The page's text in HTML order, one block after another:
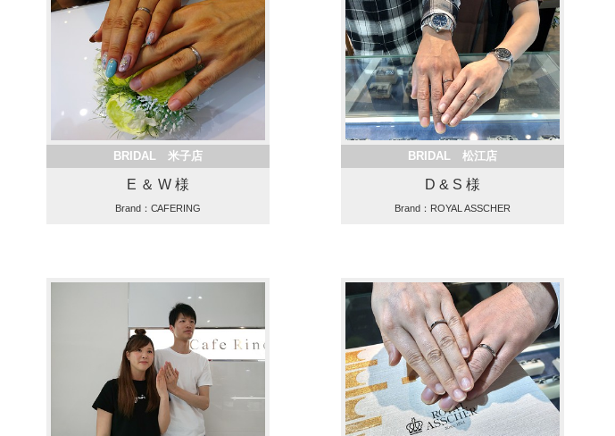
BRIDAL 米子店
E ＆ W 様
Brand：CAFERING
BRIDAL 松江店
D & S 様
Brand：ROYAL ASSCHER